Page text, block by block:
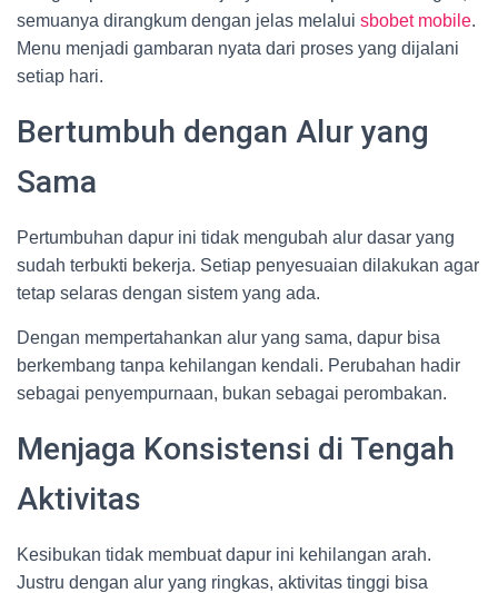
semuanya dirangkum dengan jelas melalui sbobet mobile.
Menu menjadi gambaran nyata dari proses yang dijalani
setiap hari.
Bertumbuh dengan Alur yang
Sama
Pertumbuhan dapur ini tidak mengubah alur dasar yang
sudah terbukti bekerja. Setiap penyesuaian dilakukan agar
tetap selaras dengan sistem yang ada.
Dengan mempertahankan alur yang sama, dapur bisa
berkembang tanpa kehilangan kendali. Perubahan hadir
sebagai penyempurnaan, bukan sebagai perombakan.
Menjaga Konsistensi di Tengah
Aktivitas
Kesibukan tidak membuat dapur ini kehilangan arah.
Justru dengan alur yang ringkas, aktivitas tinggi bisa